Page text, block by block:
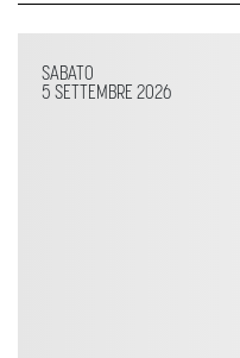
SABATO
5 SETTEMBRE 2026